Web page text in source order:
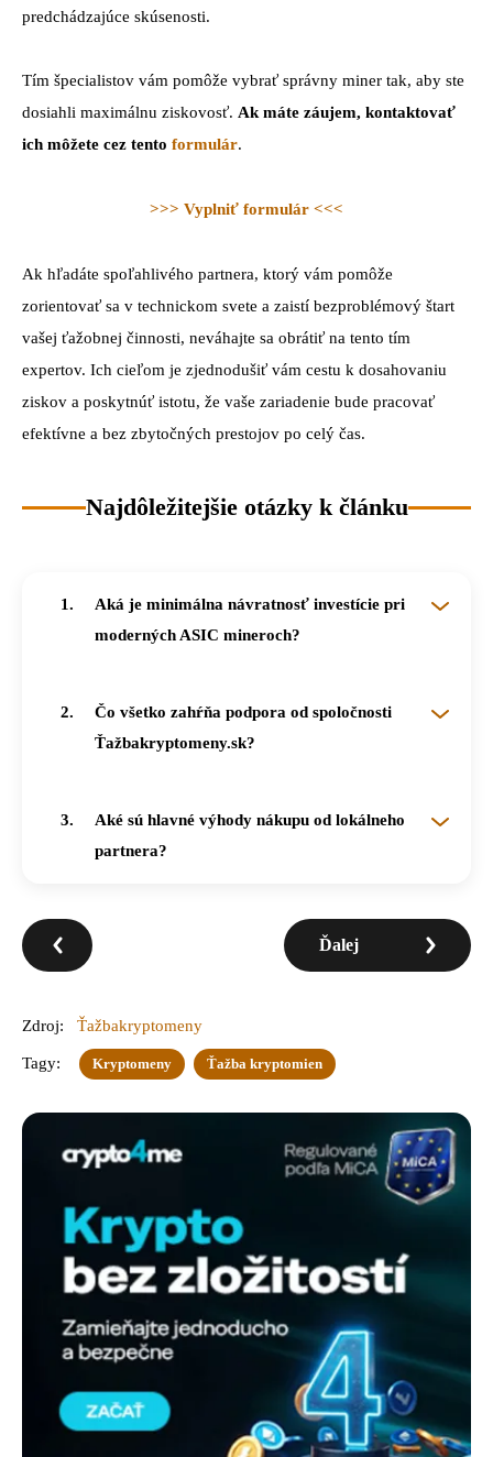
predchádzajúce skúsenosti.
Tím špecialistov vám pomôže vybrať správny miner tak, aby ste
dosiahli maximálnu ziskovosť. Ak máte záujem, kontaktovať
ich môžete cez tento formulár.
>>> Vyplniť formulár <<<
Ak hľadáte spoľahlivého partnera, ktorý vám pomôže
zorientovať sa v technickom svete a zaistí bezproblémový štart
vašej ťažobnej činnosti, neváhajte sa obrátiť na tento tím
expertov. Ich cieľom je zjednodušiť vám cestu k dosahovaniu
ziskov a poskytnúť istotu, že vaše zariadenie bude pracovať
efektívne a bez zbytočných prestojov po celý čas.
Najdôležitejšie otázky k článku
Aká je minimálna návratnosť investície pri
moderných ASIC mineroch?
Čo všetko zahŕňa podpora od spoločnosti
Ťažbakryptomeny.sk?
Aké sú hlavné výhody nákupu od lokálneho
partnera?
Ďalej
Zdroj: Ťažbakryptomeny
Tagy: Kryptomeny Ťažba kryptomien